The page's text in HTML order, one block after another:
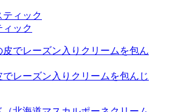
ィック
でレーズン入りクリームを包んじ